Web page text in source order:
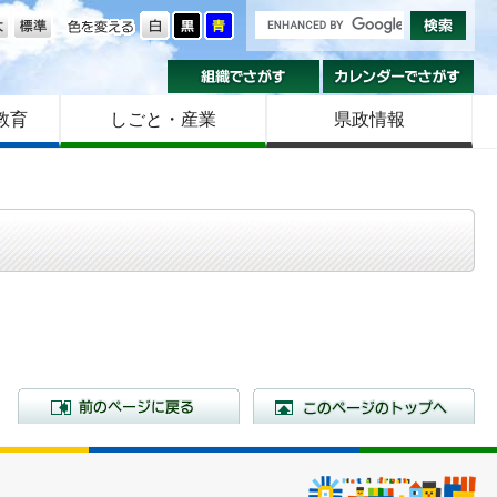
色を変える
大きさ
組織でさがす
育 しごと・産業 県政情報
前のページに戻る